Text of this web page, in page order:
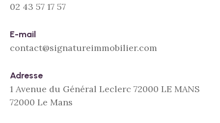
02 43 57 17 57
E-mail
contact@signatureimmobilier.com
Adresse
1 Avenue du Général Leclerc 72000 LE MANS
72000 Le Mans